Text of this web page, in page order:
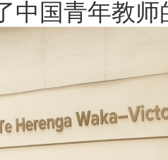
中国青年教